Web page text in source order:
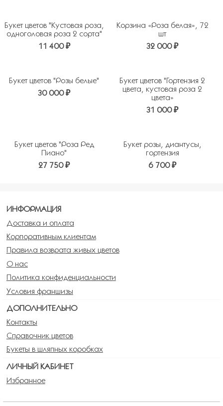
Букет цветов "Кустовая роза,
одноголовая роза 2 сорта"
11 400 ₽
Корзина «Роза белая», 72
шт
32 000 ₽
Букет цветов "Розы белые"
30 000 ₽
Букет цветов "Гортензия 2
цвета, кустовая роза 2
цвета»
31 000 ₽
Букет цветов "Роза Ред
Пиано"
27 750 ₽
Букет розы, диантусы,
гортензия
6 700 ₽
ИНФОРМАЦИЯ
Доставка и оплата
Корпоративным клиентам
Правила возврата живых цветов
О нас
Политика конфиденциальности
Условия франшизы
ДОПОЛНИТЕЛЬНО
Контакты
Справочник цветов
Букеты в шляпных коробках
ЛИЧНЫЙ КАБИНЕТ
Избранное